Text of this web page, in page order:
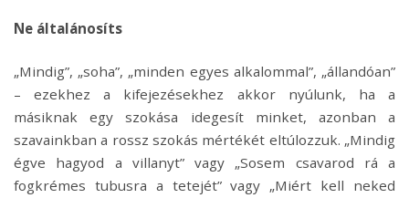
Ne általánosíts
„Mindig”, „soha”, „minden egyes alkalommal”, „állandóan”
– ezekhez a kifejezésekhez akkor nyúlunk, ha a
másiknak egy szokása idegesít minket, azonban a
szavainkban a rossz szokás mértékét eltúlozzuk. „Mindig
égve hagyod a villanyt” vagy „Sosem csavarod rá a
fogkrémes tubusra a tetejét” vagy „Miért kell neked